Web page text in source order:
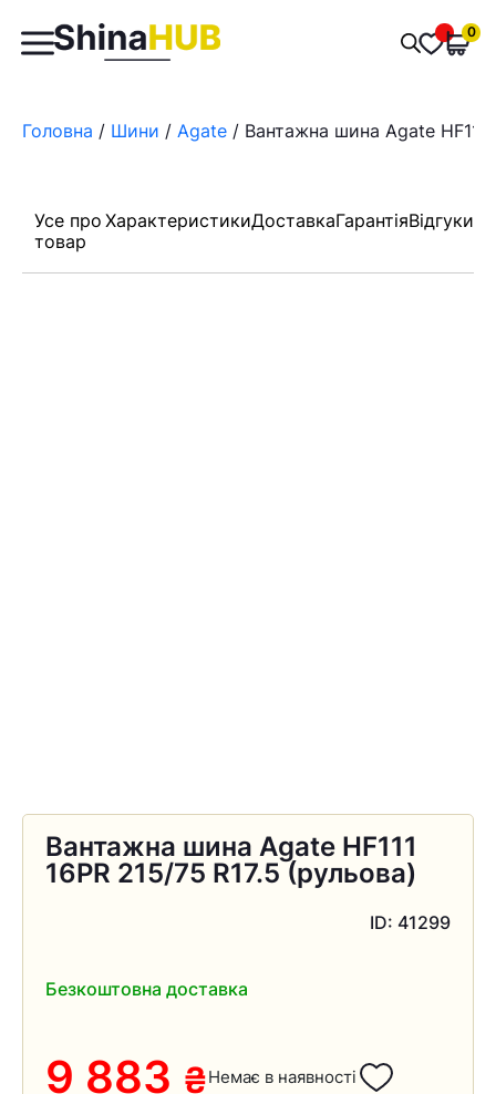
Пошук
товарів
0
Головна / Шини / Agate / Вантажна шина Agate HF111
Усе про
товар
ХарактеристикиДоставкаГарантіяВідгуки
Вантажна шина Agate HF111
16PR 215/75 R17.5 (рульова)
ID: 41299
Безкоштовна доставка
9 883 ₴Немає в наявності